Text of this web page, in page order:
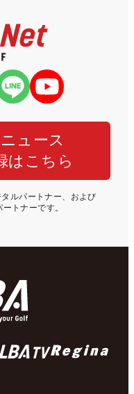
ュース
はこちら
ルパートナー、および
トナーです。